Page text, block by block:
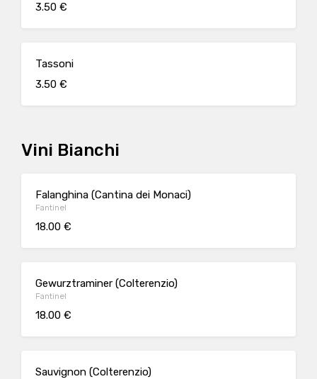
3.50 €
Tassoni
3.50 €
Vini Bianchi
Falanghina (Cantina dei Monaci)
Fantinel
18.00 €
Gewurztraminer (Colterenzio)
Fantinel
18.00 €
Sauvignon (Colterenzio)